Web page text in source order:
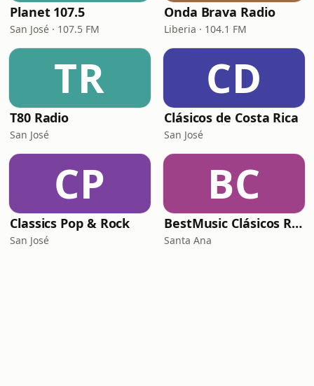
Planet 107.5
San José · 107.5 FM
Onda Brava Radio
Liberia · 104.1 FM
TR
T80 Radio
San José
CD
Clásicos de Costa Rica
San José
CP
Classics Pop & Rock
San José
BC
BestMusic Clásicos Radio
Santa Ana